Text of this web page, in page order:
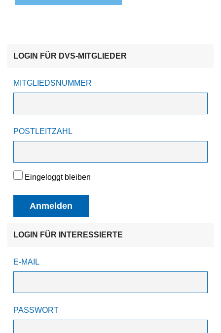
LOGIN FÜR DVS-MITGLIEDER
MITGLIEDSNUMMER
POSTLEITZAHL
Eingeloggt bleiben
Anmelden
LOGIN FÜR INTERESSIERTE
E-MAIL
PASSWORT